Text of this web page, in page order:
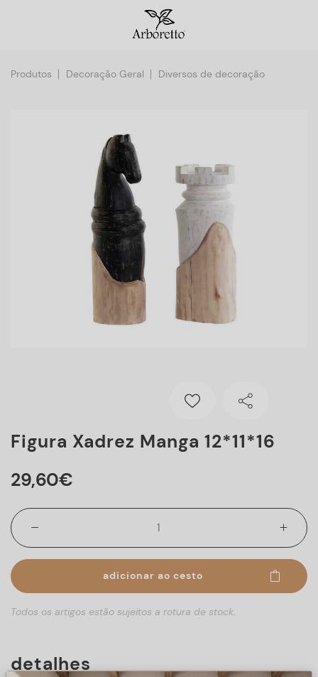
Produtos Decoração Geral Diversos de decoração
Figura Xadrez Manga 12*11*16
29,60€
adicionar ao cesto
Todos os artigos estão sujeitos a rotura de stock.
detalhes